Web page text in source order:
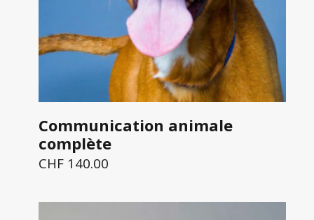
Communication animale
complète
CHF 140.00